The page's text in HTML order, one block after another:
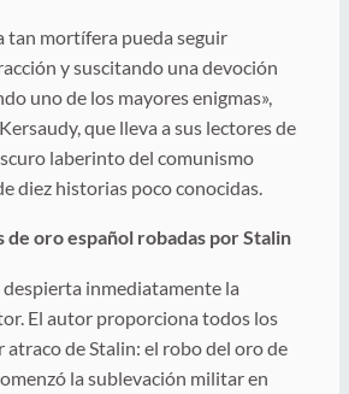
tan mortífera pueda seguir
y suscitando una devoción
uno de los mayores enigmas»,
que lleva a sus lectores de
laberinto del comunismo
diez historias poco conocidas.
de oro español robadas por Stalin
inmediatamente la
El autor proporciona todos los
atraco de Stalin: el robo del oro de
la sublevación militar en